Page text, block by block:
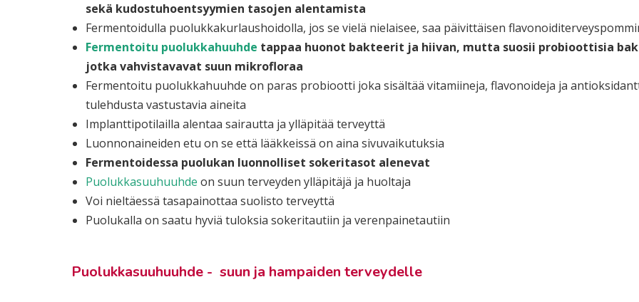
sekä kudostuhoentsyymien tasojen alentamista
Fermentoidulla puolukkakurlaushoidolla, jos se vielä nielaisee, saa päivittäisen
Fermentoitu puolukkahuuhde tappaa huonot bakteerit ja hiivan, mutta suosii probioottisia
jotka vahvistavavat suun mikrofloraa
Fermentoitu puolukkahuuhde on paras probiootti joka sisältää vitamiineja, flavonoideja ja
tulehdusta vastustavia aineita
Implanttipotilailla alentaa sairautta ja ylläpitää terveyttä
Luonnonaineiden etu on se että lääkkeissä on aina sivuvaikutuksia
Fermentoidessa puolukan luonnolliset sokeritasot alenevat
Puolukkasuuhuuhde on suun terveyden ylläpitäjä ja huoltaja
Voi nieltäessä tasapainottaa suolisto terveyttä
Puolukalla on saatu hyviä tuloksia sokeritautiin ja verenpainetautiin
Puolukkasuuhuuhde - suun ja hampaiden terveydelle